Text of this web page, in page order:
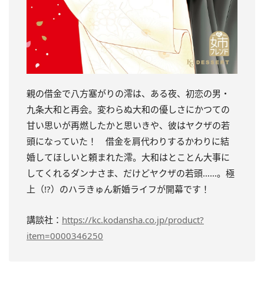
親の借金で八方塞がりの澪は、ある夜、初恋の男・
九条大和と再会。変わらぬ大和の優しさにかつての
甘い思いが再燃したかと思いきや、彼はヤクザの若
頭になっていた！ 借金を肩代わりするかわりに結
婚してほしいと頼まれた澪。大和はとことん大事に
してくれるダンナさま、だけどヤクザの若頭……。極
上（!?）のハラきゅん新婚ライフが開幕です！
講談社： https://kc.kodansha.co.jp/product?
item=0000346250